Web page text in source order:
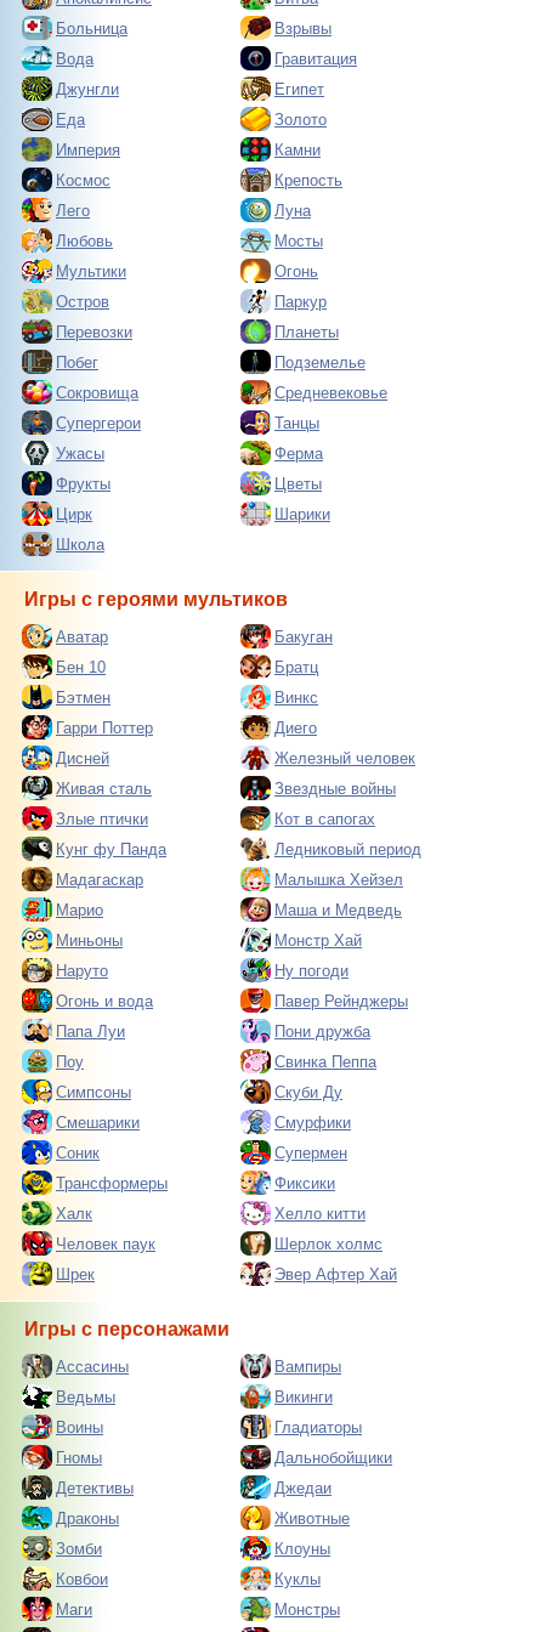
Больница
Взрывы
Вода
Гравитация
Джунгли
Египет
Еда
Золото
Империя
Камни
Космос
Крепость
Лего
Луна
Любовь
Мосты
Мультики
Огонь
Остров
Паркур
Перевозки
Планеты
Побег
Подземелье
Сокровища
Средневековье
Супергерои
Танцы
Ужасы
Ферма
Фрукты
Цветы
Цирк
Шарики
Школа
Игры с героями мультиков
Аватар
Бакуган
Бен 10
Братц
Бэтмен
Винкс
Гарри Поттер
Диего
Дисней
Железный человек
Живая сталь
Звездные войны
Злые птички
Кот в сапогах
Кунг фу Панда
Ледниковый период
Мадагаскар
Малышка Хейзел
Марио
Маша и Медведь
Миньоны
Монстр Хай
Наруто
Ну погоди
Огонь и вода
Павер Рейнджеры
Папа Луи
Пони дружба
Поу
Свинка Пеппа
Симпсоны
Скуби Ду
Смешарики
Смурфики
Соник
Супермен
Трансформеры
Фиксики
Халк
Хелло китти
Человек паук
Шерлок холмс
Шрек
Эвер Афтер Хай
Игры с персонажами
Ассасины
Вампиры
Ведьмы
Викинги
Воины
Гладиаторы
Гномы
Дальнобойщики
Детективы
Джедаи
Драконы
Животные
Зомби
Клоуны
Ковбои
Куклы
Маги
Монстры